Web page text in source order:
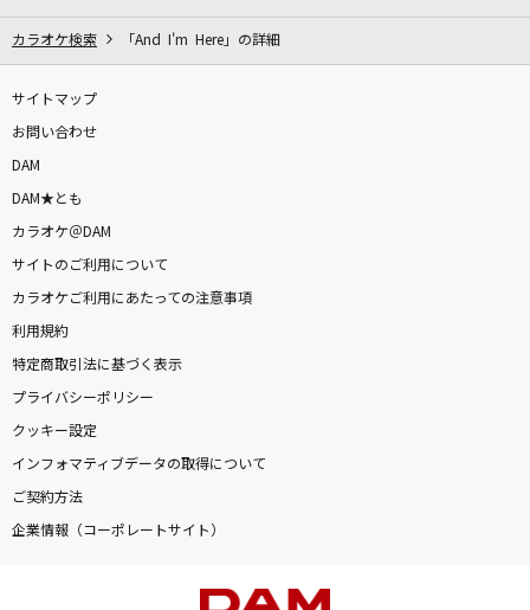
カラオケ検索 「And I'm Here」の詳細
サイトマップ
お問い合わせ
DAM
DAM★とも
カラオケ＠DAM
サイトのご利用について
カラオケご利用にあたっての注意事項
利用規約
特定商取引法に基づく表示
プライバシーポリシー
クッキー設定
インフォマティブデータの取得について
ご契約方法
企業情報（コーポレートサイト）